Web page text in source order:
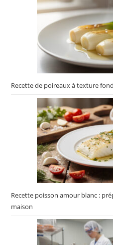
Recette de poireaux à texture
Recette poisson amour blanc :
maison